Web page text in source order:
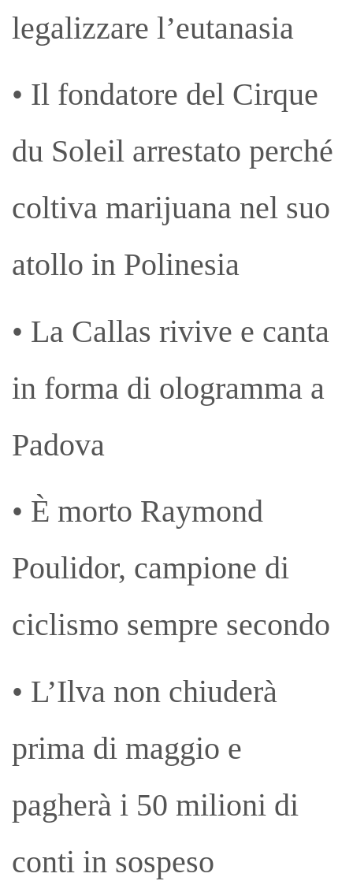
legalizzare l’eutanasia
• Il fondatore del Cirque
du Soleil arrestato perché
coltiva marijuana nel suo
atollo in Polinesia
• La Callas rivive e canta
in forma di ologramma a
Padova
• È morto Raymond
Poulidor, campione di
ciclismo sempre secondo
• L’Ilva non chiuderà
prima di maggio e
pagherà i 50 milioni di
conti in sospeso